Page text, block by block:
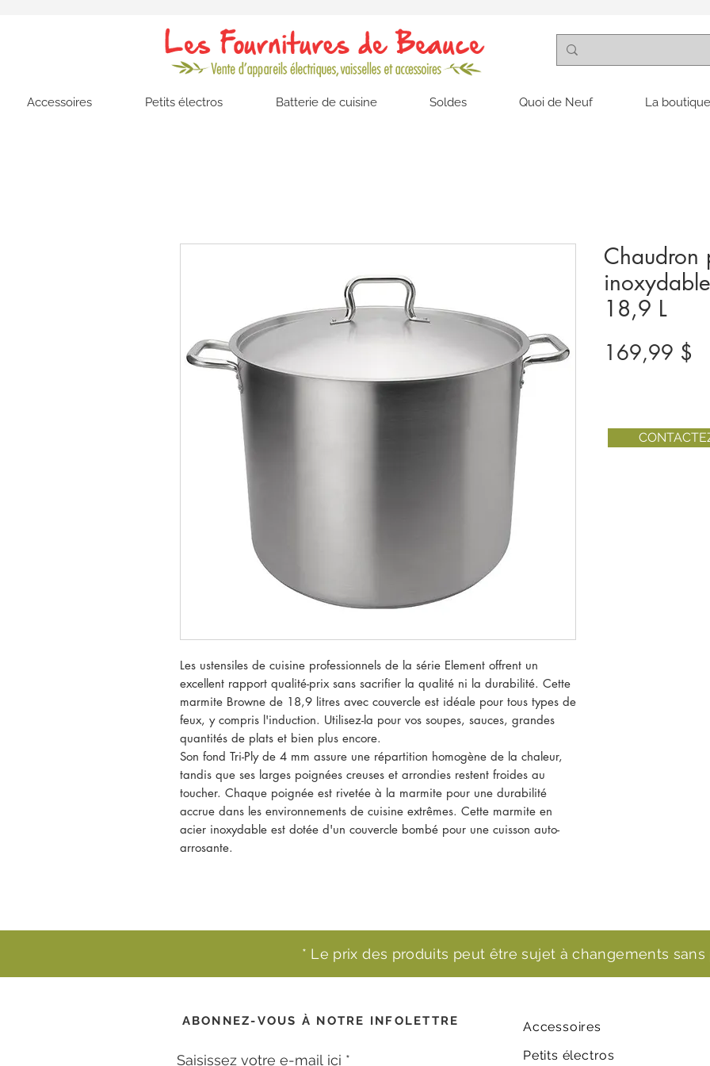
Accessoires Petits électros Batterie de cuisine Soldes Quoi de Neuf La
Les ustensiles de cuisine professionnels de la série Element offrent un
excellent rapport qualité-prix sans sacrifier la qualité ni la durabilité. Cette
marmite Browne de 18,9 litres avec couvercle est idéale pour tous types de
feux, y compris l'induction. Utilisez-la pour vos soupes, sauces, grandes
quantités de plats et bien plus encore.
Son fond Tri-Ply de 4 mm assure une répartition homogène de la chaleur,
tandis que ses larges poignées creuses et arrondies restent froides au
toucher. Chaque poignée est rivetée à la marmite pour une durabilité
accrue dans les environnements de cuisine extrêmes. Cette marmite en
acier inoxydable est dotée d'un couvercle bombé pour une cuisson auto-
arrosante.
Chaudron
18,9 L
169,99 $
* Le prix des produits peut être sujet à changements sans
ABONNEZ-VOUS À NOTRE INFOLETTRE
Accessoires
Petits électros